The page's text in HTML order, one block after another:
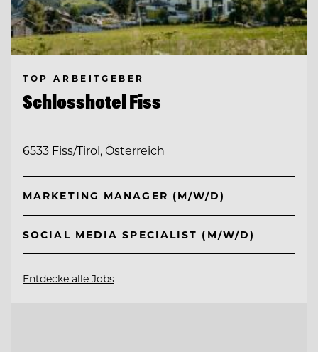
TOP ARBEITGEBER
Schlosshotel Fiss
6533 Fiss/Tirol, Österreich
MARKETING MANAGER (M/W/D)
SOCIAL MEDIA SPECIALIST (M/W/D)
Entdecke alle Jobs